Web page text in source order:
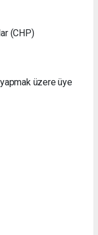
(CHP)
üzere üye